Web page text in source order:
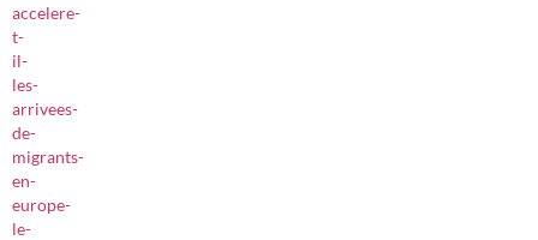
accelere-
t-
il-
les-
arrivees-
de-
migrants-
en-
europe-
le-